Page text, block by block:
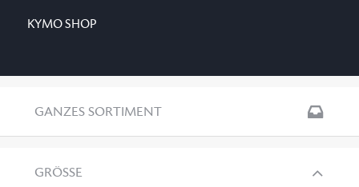
KYMO SHOP
GANZES SORTIMENT
GRÖSSE